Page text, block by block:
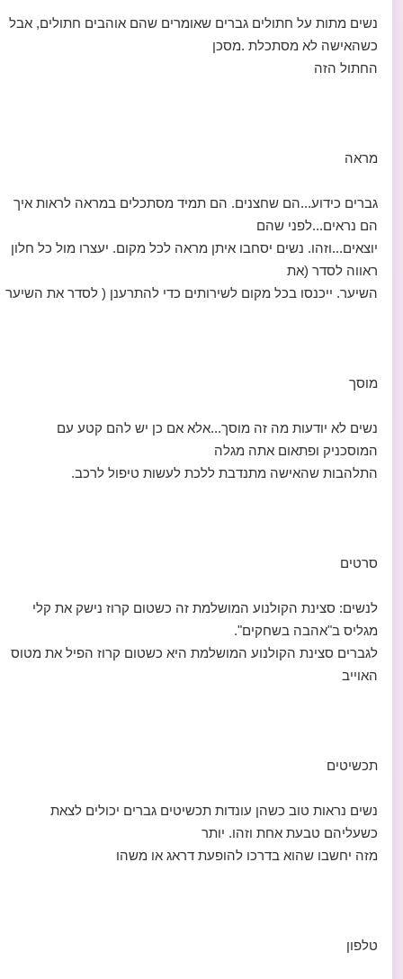
נשים מתות על חתולים גברים שאומרים שהם אוהבים חתולים, אבל
כשהאישה לא מסתכלת .מסכן
החתול הזה
מראה
גברים כידוע...הם שחצנים. הם תמיד מסתכלים במראה לראות איך
הם נראים...לפני שהם
יוצאים...וזהו. נשים יסחבו איתן מראה לכל מקום. יעצרו מול כל חלון
ראווה לסדר (את
השיער. ייכנסו בכל מקום לשירותים כדי להתרענן ( לסדר את השיער
מוסך
נשים לא יודעות מה זה מוסך...אלא אם כן יש להם קטע עם
המוסכניק ופתאום אתה מגלה
התלהבות שהאישה מתנדבת ללכת לעשות טיפול לרכב.
סרטים
לנשים: סצינת הקולנוע המושלמת זה כשטום קרוז נישק את קלי
מגליס ב"אהבה בשחקים".
לגברים סצינת הקולנוע המושלמת היא כשטום קרוז הפיל את מטוס
האוייב
תכשיטים
נשים נראות טוב כשהן עונדות תכשיטים גברים יכולים לצאת
כשעליהם טבעת אחת וזהו. יותר
מזה יחשבו שהוא בדרכו להופעת דראג או משהו
טלפון